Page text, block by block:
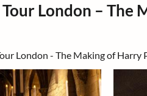
London –
London - The Making of Harry